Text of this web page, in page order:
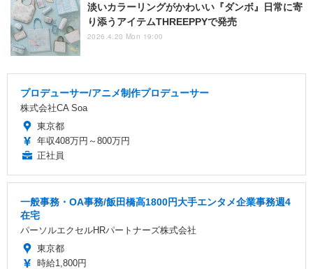
淡いカラーリングがかわいい『ダンボ』日常に寄
り添うアイテムTHREEPPYで発売
2026.4.20 Mon 19:00
プロデューサー/アニメ制作プロデューサー
株式会社CA Soa
東京都
年収408万円～800万円
正社員
一般事務・OA事務/飯田橋高1800円大手エンタメ企業事務週4
在宅
パーソルエクセルHRパートナーズ株式会社
東京都
時給1,800円